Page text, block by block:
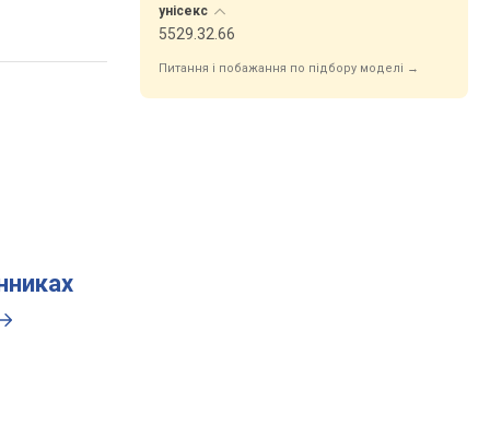
унісекс
5529.32.66
Питання і побажання по підбору моделі →